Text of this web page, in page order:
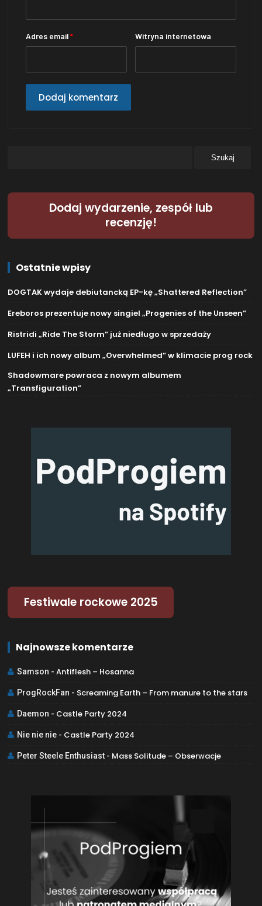
Adres email* Witryna internetowa
Dodaj wydarzenie, zespół lub
recenzję!
Ostatnie wpisy
DOGTAK wydaje debiutancką EP-kę „Shattered Reflection”
Ereboros prezentuje nowy singiel „Progenies of the Unseen”
Ristridi „Ride The Storm” już niedługo w sprzedaży
LUFEH i ich nowy album „Overwhelmed” w klimacie prog rock
Shadowmare powraca z nowym albumem
„Transfiguration”
Festiwale rockowe 2025
Najnowsze komentarze
Samson - Antiflesh – Hosanna
ProgRockFan - Screaming Earth – From manure to the stars
Daemon - Castle Party 2024
Nie nie nie - Castle Party 2024
Peter Steele Enthusiast - Mass Solitude – Obserwacje